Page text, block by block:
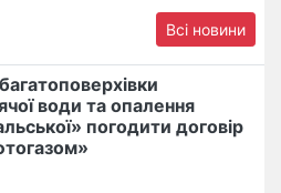
Всі новини
води та опалення
погодити договір